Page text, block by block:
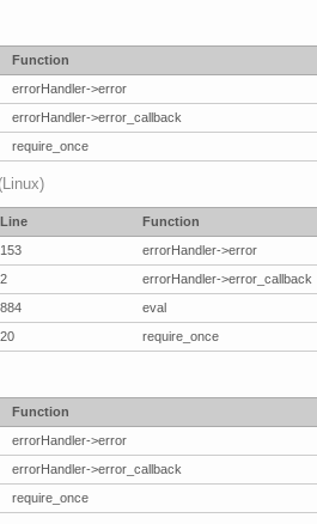
Function
errorHandler->error
errorHandler->error_callback
require_once
Line
Function
153
errorHandler->error
2
errorHandler->error_callback
884
eval
20 require_once
Function
errorHandler->error
errorHandler->error_callback
require_once